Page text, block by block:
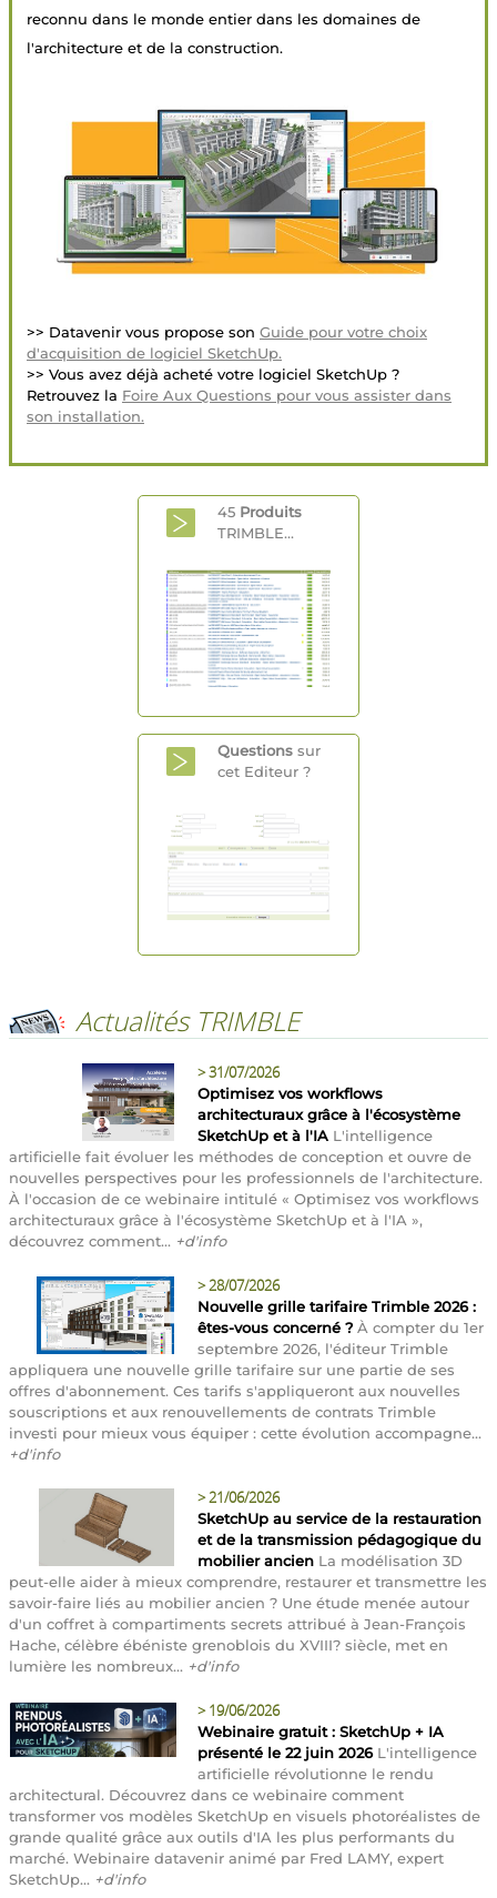
reconnu dans le monde entier dans les domaines de
l'architecture et de la construction.
>> Datavenir vous propose son Guide pour votre choix
d'acquisition de logiciel SketchUp.
>> Vous avez déjà acheté votre logiciel SketchUp ?
Retrouvez la Foire Aux Questions pour vous assister dans
son installation.
45 Produits
TRIMBLE...
Questions sur
cet Editeur ?
Actualités TRIMBLE
>31/07/2026
Optimisez vos workflows
architecturaux grâce à l'écosystème
SketchUp et à l'IA L'intelligence
artificielle fait évoluer les méthodes de conception et ouvre de
nouvelles perspectives pour les professionnels de l'architecture.
À l'occasion de ce webinaire intitulé « Optimisez vos workflows
architecturaux grâce à l'écosystème SketchUp et à l'IA »,
découvrez comment... +d'info
>28/07/2026
Nouvelle grille tarifaire Trimble 2026 :
êtes-vous concerné ? À compter du 1er
septembre 2026, l'éditeur Trimble
appliquera une nouvelle grille tarifaire sur une partie de ses
offres d'abonnement. Ces tarifs s'appliqueront aux nouvelles
souscriptions et aux renouvellements de contrats Trimble
investi pour mieux vous équiper : cette évolution accompagne...
+d'info
>21/06/2026
SketchUp au service de la restauration
et de la transmission pédagogique du
mobilier ancien La modélisation 3D
peut-elle aider à mieux comprendre, restaurer et transmettre les
savoir-faire liés au mobilier ancien ? Une étude menée autour
d'un coffret à compartiments secrets attribué à Jean-François
Hache, célèbre ébéniste grenoblois du XVIII? siècle, met en
lumière les nombreux... +d'info
> 19/06/2026
Webinaire gratuit : SketchUp + IA
présenté le 22 juin 2026L'intelligence
artificielle révolutionne le rendu
architectural. Découvrez dans ce webinaire comment
transformer vos modèles SketchUp en visuels photoréalistes de
grande qualité grâce aux outils d'IA les plus performants du
marché. Webinaire datavenir animé par Fred LAMY, expert
SketchUp... +d'info